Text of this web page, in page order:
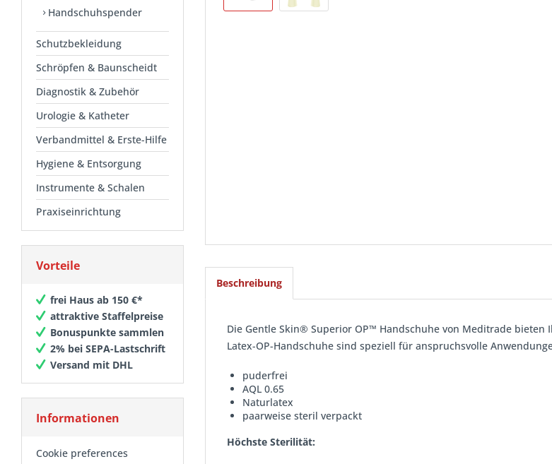
Handschuhspender
Schutzbekleidung
Schröpfen & Baunscheidt
Diagnostik & Zubehör
Urologie & Katheter
Verbandmittel & Erste-Hilfe
Hygiene & Entsorgung
Instrumente & Schalen
Praxiseinrichtung
Vorteile
frei Haus ab 150 €*
attraktive Staffelpreise
Bonuspunkte sammlen
2% bei SEPA-Lastschrift
Versand mit DHL
Informationen
Cookie preferences
Beschreibung
Die Gentle Skin® Superior OP™ Handschuhe von Meditrade
Latex-OP-Handschuhe sind speziell für anspruchsvolle
puderfrei
AQL 0.65
Naturlatex
paarweise steril verpackt
Höchste Sterilität: